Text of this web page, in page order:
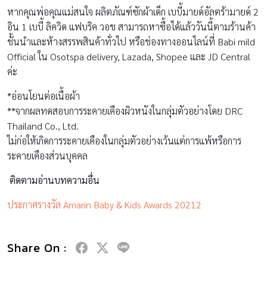
หากคุณพ่อคุณแม่สนใจ ผลิตภัณฑ์ซักผ้าเด็ก เบบี้มายด์อัลตร้ามายด์ 2
อิน 1 เบบี้ ลิควิด แฟบริค วอช สามารถหาซื้อได้แล้ววันนี้ตามร้านค้า
ชั้นนำและห้างสรรพสินค้าทั่วไป หรือช่องทางออนไลน์ที่ Babi mild
Official ใน Osotspa delivery, Lazada, Shopee และ JD Central
ค่ะ
*อ่อนโยนต่อเนื้อผ้า
**จากผลทดสอบการระคายเคืองผิวหนังในกลุ่มตัวอย่างโดย DRC
Thailand Co., Ltd.
ไม่ก่อให้เกิดการระคายเคืองในกลุ่มตัวอย่างเว้นแต่การแพ้หรือการ
ระคายเคืองส่วนบุคคล
ติดตามอ่านบทความอื่น
ประกาศรางวัล Amarin Baby & Kids Awards 20212
Share On :